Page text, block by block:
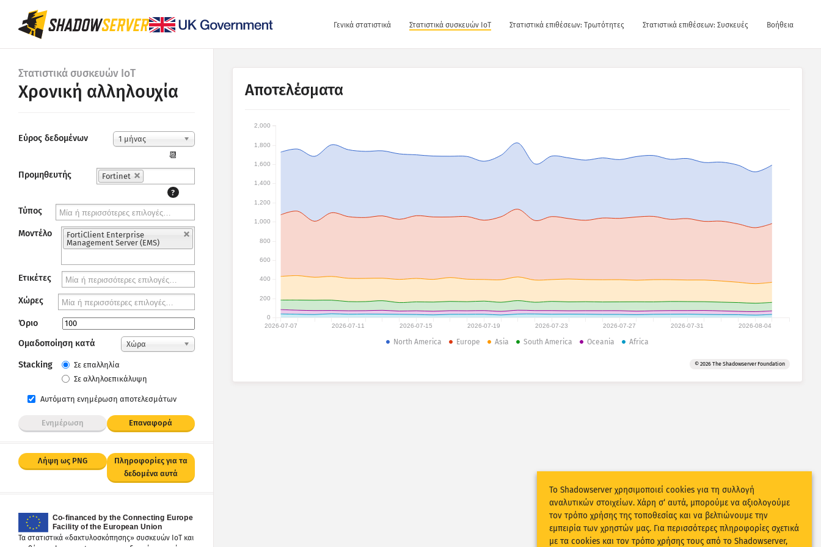
Γενικά στατιστικά Στατιστικά συσκευών IoT Στατιστικά επιθέσεων: Τρωτότητες Στατιστικά επιθέσεων: Συσκευές Βοήθεια
Στατιστικά συσκευών IoT
Χρονική αλληλουχία
Εύρος δεδομένων 1 μήνας
📆
Προμηθευτής
Fortinet
?
Τύπος
Μοντέλο
FortiClient Enterprise
Management Server (EMS)
Ετικέτες
Χώρες
Όριο
Ομαδοποίηση κατά
Χώρα
Stacking
Σε επαλληλία
Σε αλληλοεπικάλυψη
Αυτόματη ενημέρωση αποτελεσμάτων
Ενημέρωση Επαναφορά
Λήψη ως PNG
Πληροφορίες για τα
δεδομένα αυτά
Τα στατιστικά «δακτυλοσκόπησης» συσκευών IoT και
Αποτελέσματα
2026-07-07 2026-07-11 2026-07-15 2026-07-19 2026-07-23 2026-07-27 2026-07-31 2026-08-04
0
200
400
600
800
1,000
1,200
1,400
1,600
1,800
2,000
North America Europe Asia South America Oceania Africa
© 2026 The Shadowserver Foundation
Το Shadowserver χρησιμοποιεί cookies για τη συλλογή
αναλυτικών στοιχείων. Χάρη σ‘ αυτά, μπορούμε να αξιολογούμε
τον τρόπο χρήσης της τοποθεσίας και να βελτιώνουμε την
εμπειρία των χρηστών μας. Για περισσότερες πληροφορίες σχετικά
με τα cookies και τον τρόπο χρήσης τους από το Shadowserver,